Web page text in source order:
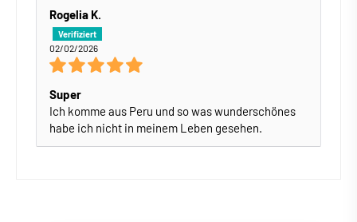
Rogelia K.
02/02/2026
Super
Ich komme aus Peru und so was wunderschönes
habe ich nicht in meinem Leben gesehen.